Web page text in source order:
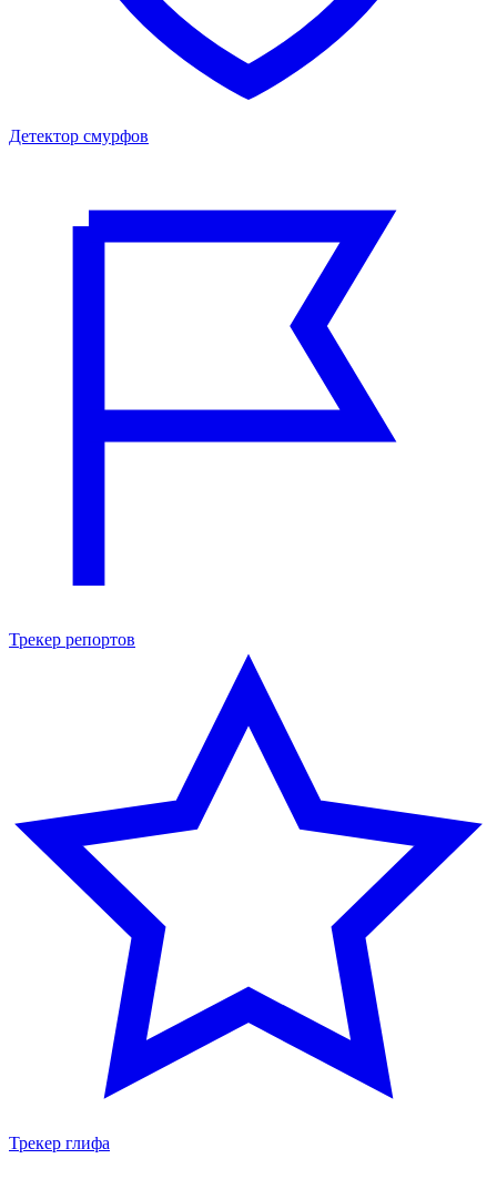
Детектор смурфов
Трекер репортов
Трекер глифа